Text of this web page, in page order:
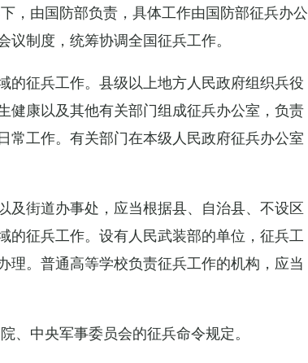
，由国防部负责，具体工作由国防部征兵办公
制度，统筹协调全国征兵工作。
的征兵工作。县级以上地方人民政府组织兵役
健康以及其他有关部门组成征兵办公室，负责
常工作。有关部门在本级人民政府征兵办公室
及街道办事处，应当根据县、自治县、不设区
的征兵工作。设有人民武装部的单位，征兵工
。普通高等学校负责征兵工作的机构，应当
、中央军事委员会的征兵命令规定。